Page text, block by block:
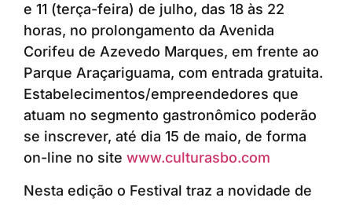
e 11 (terça-feira) de julho, das 18 às 22
horas, no prolongamento da Avenida
Corifeu de Azevedo Marques, em frente ao
Parque Araçariguama, com entrada gratuita.
Estabelecimentos/empreendedores que
atuam no segmento gastronômico poderão
se inscrever, até dia 15 de maio, de forma
on-line no site www.culturasbo.com
Nesta edição o Festival traz a novidade de